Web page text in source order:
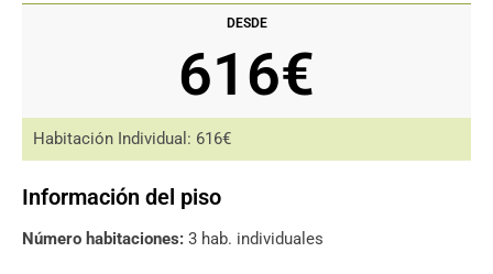
DESDE
616€
Habitación Individual: 616€
Información del piso
Número habitaciones: 3 hab. individuales